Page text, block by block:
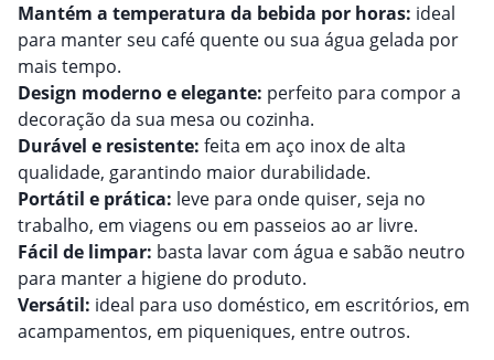
Mantém a temperatura da bebida por horas: ideal
para manter seu café quente ou sua água gelada por
mais tempo.
Design moderno e elegante: perfeito para compor a
decoração da sua mesa ou cozinha.
Durável e resistente: feita em aço inox de alta
qualidade, garantindo maior durabilidade.
Portátil e prática: leve para onde quiser, seja no
trabalho, em viagens ou em passeios ao ar livre.
Fácil de limpar: basta lavar com água e sabão neutro
para manter a higiene do produto.
Versátil: ideal para uso doméstico, em escritórios, em
acampamentos, em piqueniques, entre outros.